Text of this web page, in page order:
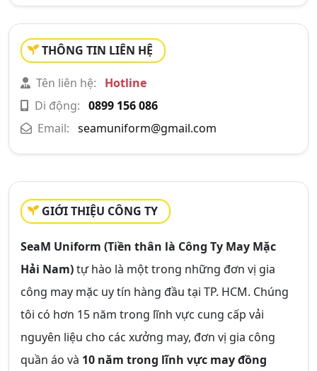
THÔNG TIN LIÊN HỆ
Tên liên hệ:
Hotline
Di động: 0899 156 086
Email: seamuniform@gmail.com
GIỚI THIỆU CÔNG TY
SeaM Uniform (Tiền thân là Công Ty May Mặc
Hải Nam)tự hào là một trong những đơn vị gia
công may mặc uy tín hàng đầu tại TP. HCM. Chúng
tôi có hơn 15 năm trong lĩnh vực cung cấp vải
nguyên liệu cho các xưởng may, đơn vị gia công
quần áo và 10 năm trong lĩnh vực may đồng